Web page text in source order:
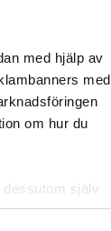
med hjälp av
med
om hur du
själv